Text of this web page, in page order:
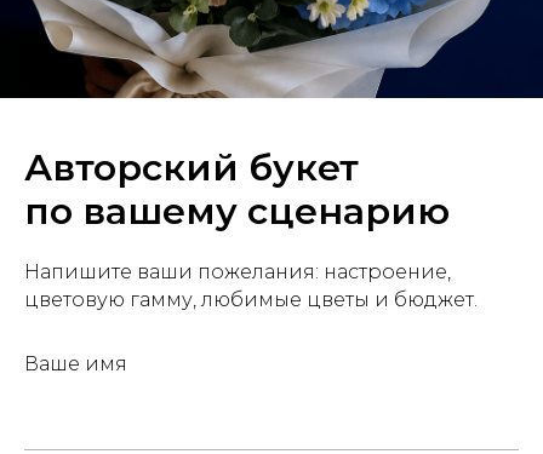
Авторский букет
по вашему сценарию
Напишите ваши пожелания: настроение,
цветовую гамму, любимые цветы и бюджет.
Ваше имя